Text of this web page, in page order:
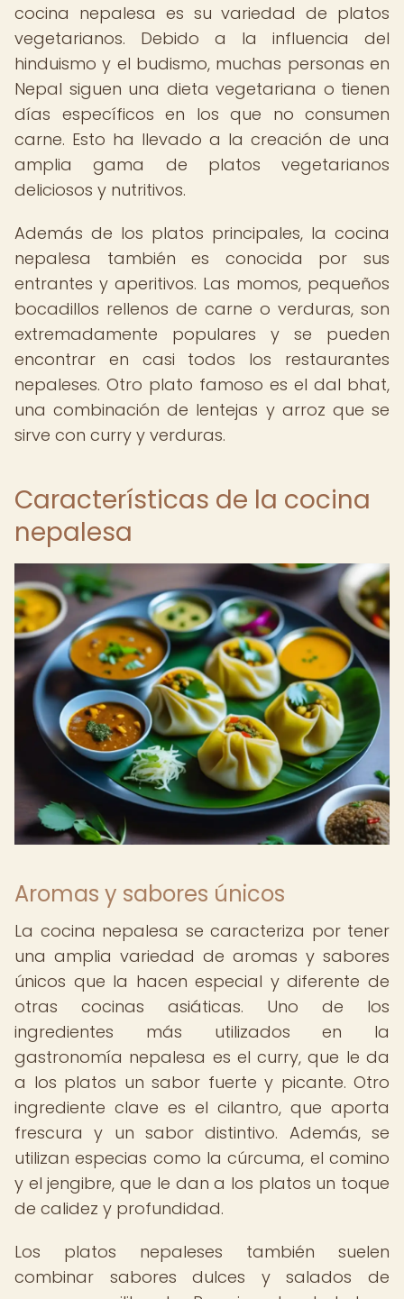
cocina nepalesa es su variedad de platos
vegetarianos. Debido a la influencia del
hinduismo y el budismo, muchas personas en
Nepal siguen una dieta vegetariana o tienen
días específicos en los que no consumen
carne. Esto ha llevado a la creación de una
amplia gama de platos vegetarianos
deliciosos y nutritivos.
Además de los platos principales, la cocina
nepalesa también es conocida por sus
entrantes y aperitivos. Las momos, pequeños
bocadillos rellenos de carne o verduras, son
extremadamente populares y se pueden
encontrar en casi todos los restaurantes
nepaleses. Otro plato famoso es el dal bhat,
una combinación de lentejas y arroz que se
sirve con curry y verduras.
Características de la cocina
nepalesa
Aromas y sabores únicos
La cocina nepalesa se caracteriza por tener
una amplia variedad de aromas y sabores
únicos que la hacen especial y diferente de
otras cocinas asiáticas. Uno de los
ingredientes más utilizados en la
gastronomía nepalesa es el curry, que le da
a los platos un sabor fuerte y picante. Otro
ingrediente clave es el cilantro, que aporta
frescura y un sabor distintivo. Además, se
utilizan especias como la cúrcuma, el comino
y el jengibre, que le dan a los platos un toque
de calidez y profundidad.
Los platos nepaleses también suelen
combinar sabores dulces y salados de